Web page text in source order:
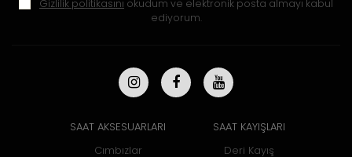
Gizlilik politikasını okudum ve elektronik posta almayı kabul
ediyorum.
SAAT AKSESUARLARI
Cımbızlar
SAAT KAYIŞLARI
Deri Kayış